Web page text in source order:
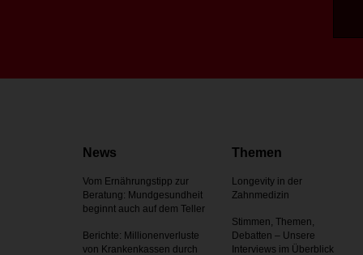
News
Vom Ernährungstipp zur
Beratung: Mundgesundheit
beginnt auch auf dem Teller
Berichte: Millionenverluste
von Krankenkassen durch
Themen
Longevity in der
Zahnmedizin
Stimmen, Themen,
Debatten – Unsere
Interviews im Überblick